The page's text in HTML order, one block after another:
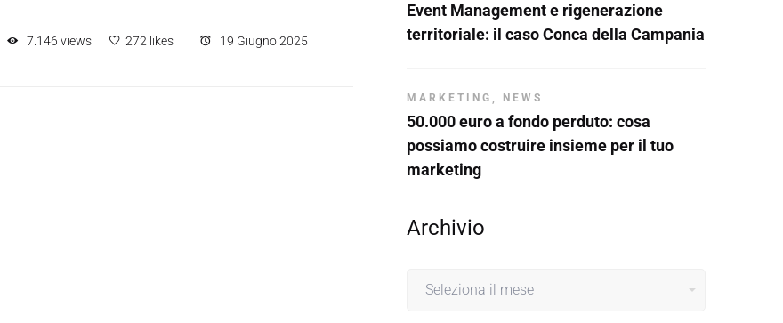
7.146 views 272 likes 19 Giugno 2025
Event Management e rigenerazione
territoriale: il caso Conca della Campania
MARKETING , NEWS
50.000 euro a fondo perduto: cosa
possiamo costruire insieme per il tuo
marketing
Archivio